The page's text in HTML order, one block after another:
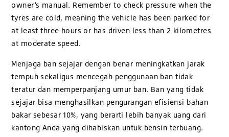
owner’s manual. Remember to check pressure when the
tyres are cold, meaning the vehicle has been parked for
at least three hours or has driven less than 2 kilometres
at moderate speed.
Menjaga ban sejajar dengan benar meningkatkan jarak
tempuh sekaligus mencegah penggunaan ban tidak
teratur dan memperpanjang umur ban. Ban yang tidak
sejajar bisa menghasilkan pengurangan efisiensi bahan
bakar sebesar 10%, yang berarti lebih banyak uang dari
kantong Anda yang dihabiskan untuk bensin terbuang.